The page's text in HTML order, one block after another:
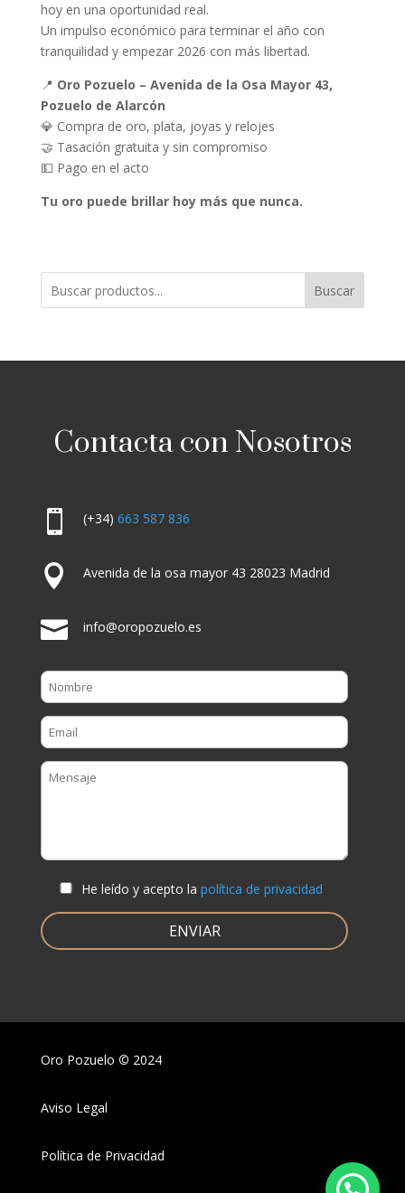
hoy en una oportunidad real.
Un impulso económico para terminar el año con
tranquilidad y empezar 2026 con más libertad.
📍 Oro Pozuelo – Avenida de la Osa Mayor 43,
Pozuelo de Alarcón
💎 Compra de oro, plata, joyas y relojes
🤝 Tasación gratuita y sin compromiso
💵 Pago en el acto
Tu oro puede brillar hoy más que nunca.
Buscar
Contacta con Nosotros
 (+34) 663 587 836
 Avenida de la osa mayor 43 28023 Madrid
 info@oropozuelo.es
He leído y acepto la política de privacidad
Oro Pozuelo © 2024
Aviso Legal
Política de Privacidad